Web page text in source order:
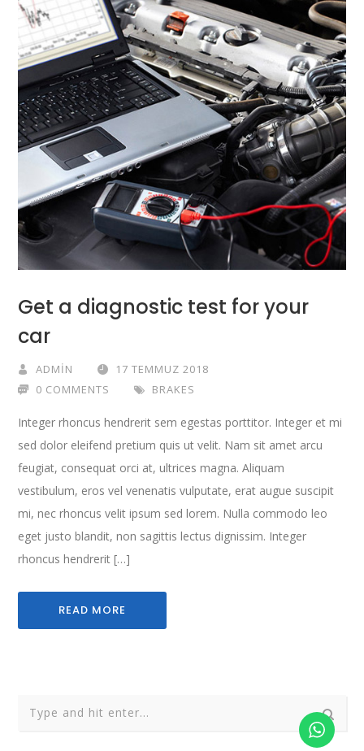
Get a diagnostic test for your
car
ADMIN
17 TEMMUZ 2018
0 COMMENTS
BRAKES
Integer rhoncus hendrerit sem egestas porttitor. Integer et mi
sed dolor eleifend pretium quis ut velit. Nam sit amet arcu
feugiat, consequat orci at, ultrices magna. Aliquam
vestibulum, eros vel venenatis vulputate, erat augue suscipit
mi, nec rhoncus velit ipsum sed lorem. Nulla commodo leo
eget justo blandit, non sagittis lectus dignissim. Integer
rhoncus hendrerit […]
READ MORE